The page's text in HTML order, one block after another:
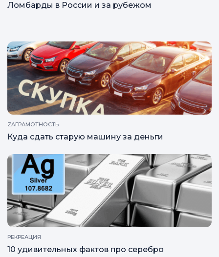
Ломбарды в России и за рубежом
ZAГРАМОТНОСТЬ
Куда сдать старую машину за деньги
РЕКРЕАЦИЯ
10 удивительных фактов про серебро